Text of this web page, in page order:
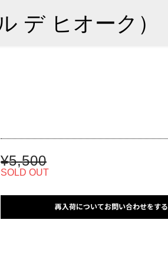
¥5,500
SOLD OUT
再入荷についてお問い合わせをする